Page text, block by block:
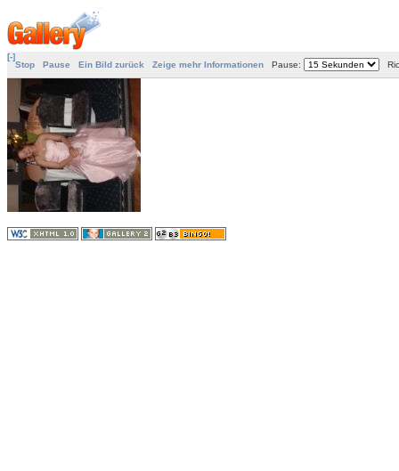
[-]
Stop
Pause Ein Bild zurück Zeige mehr Informationen Pause: